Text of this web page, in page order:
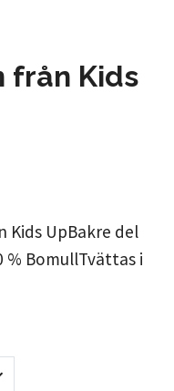
från Kids
UpBakre del
% BomullTvättas i